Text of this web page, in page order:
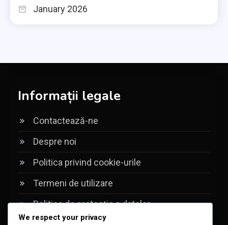
January 2026
Informații legale
Contactează-ne
Despre noi
Politica privind cookie-urile
Termeni de utilizare
Politica de protecție a datelor
We respect your privacy